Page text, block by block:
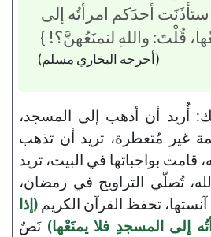
أحدَكم امرأتُه إلى
قُلْتَ: واللهِ لنمنَعُهنَّ؟! }
(أخرجه البخاري مسلم)
أُريد أن أذهب إلى المسجد،
غير مُتعطرة، تريد أن تذهب
قامت بواجباتها في البيت، تريد
تُصلّي التراويح في رمضان،
تحفظ القرآن الكريم (إذا
إلى المسجدِ فلا يمنَعْها)نَصٌ